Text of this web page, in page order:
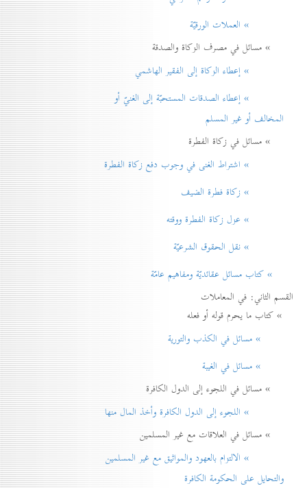
» العملات الورقيّة
» مسائل في مصرف الزكاة والصدقة
» إعطاء الزكاة إلی الفقير الهاشمي
» إعطاء الصدقات المستحبّة إلی الغنيّ أو
المخالف أو غير المسلم
» مسائل في زكاة الفطرة
» اشتراط الغنی في وجوب دفع زكاة الفطرة
» زكاة فطرة الضيف
» عزل زكاة الفطرة ووقته
» نقل الحقوق الشرعيّة
» كتاب مسائل عقائديّة ومفاهيم عامّة
القسم الثاني: في المعاملات
» كتاب ما يحرم قوله أو فعله
» مسائل في الكذب والتورية
» مسائل في الغيبة
» مسائل في اللجوء إلى الدول الكافرة
» اللجوء إلى الدول الكافرة وأخذ المال منها
» مسائل في العلاقات مع غير المسلمين
» الالتزام بالعهود والمواثيق مع غير المسلمين
والتحايل على الحكومة الكافرة